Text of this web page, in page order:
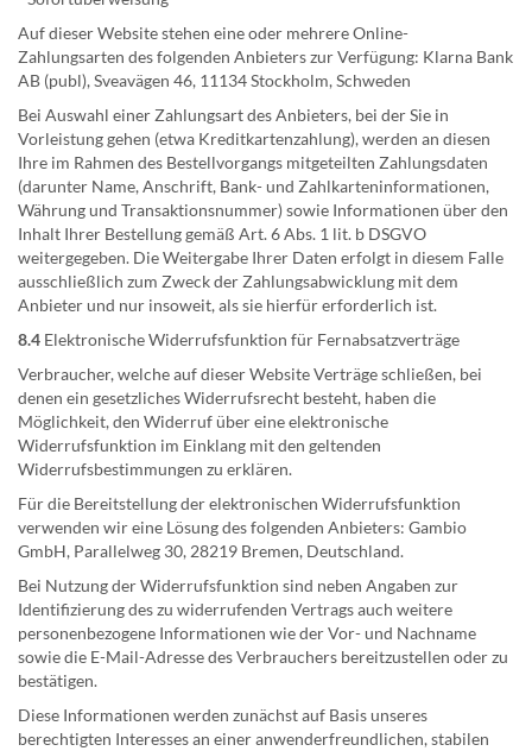
Auf dieser Website stehen eine oder mehrere Online-
Zahlungsarten des folgenden Anbieters zur Verfügung: Klarna Bank
AB (publ), Sveavägen 46, 11134 Stockholm, Schweden
Bei Auswahl einer Zahlungsart des Anbieters, bei der Sie in
Vorleistung gehen (etwa Kreditkartenzahlung), werden an diesen
Ihre im Rahmen des Bestellvorgangs mitgeteilten Zahlungsdaten
(darunter Name, Anschrift, Bank- und Zahlkarteninformationen,
Währung und Transaktionsnummer) sowie Informationen über den
Inhalt Ihrer Bestellung gemäß Art. 6 Abs. 1 lit. b DSGVO
weitergegeben. Die Weitergabe Ihrer Daten erfolgt in diesem Falle
ausschließlich zum Zweck der Zahlungsabwicklung mit dem
Anbieter und nur insoweit, als sie hierfür erforderlich ist.
8.4 Elektronische Widerrufsfunktion für Fernabsatzverträge
Verbraucher, welche auf dieser Website Verträge schließen, bei
denen ein gesetzliches Widerrufsrecht besteht, haben die
Möglichkeit, den Widerruf über eine elektronische
Widerrufsfunktion im Einklang mit den geltenden
Widerrufsbestimmungen zu erklären.
Für die Bereitstellung der elektronischen Widerrufsfunktion
verwenden wir eine Lösung des folgenden Anbieters: Gambio
GmbH, Parallelweg 30, 28219 Bremen, Deutschland.
Bei Nutzung der Widerrufsfunktion sind neben Angaben zur
Identifizierung des zu widerrufenden Vertrags auch weitere
personenbezogene Informationen wie der Vor- und Nachname
sowie die E-Mail-Adresse des Verbrauchers bereitzustellen oder zu
bestätigen.
Diese Informationen werden zunächst auf Basis unseres
berechtigten Interesses an einer anwenderfreundlichen, stabilen